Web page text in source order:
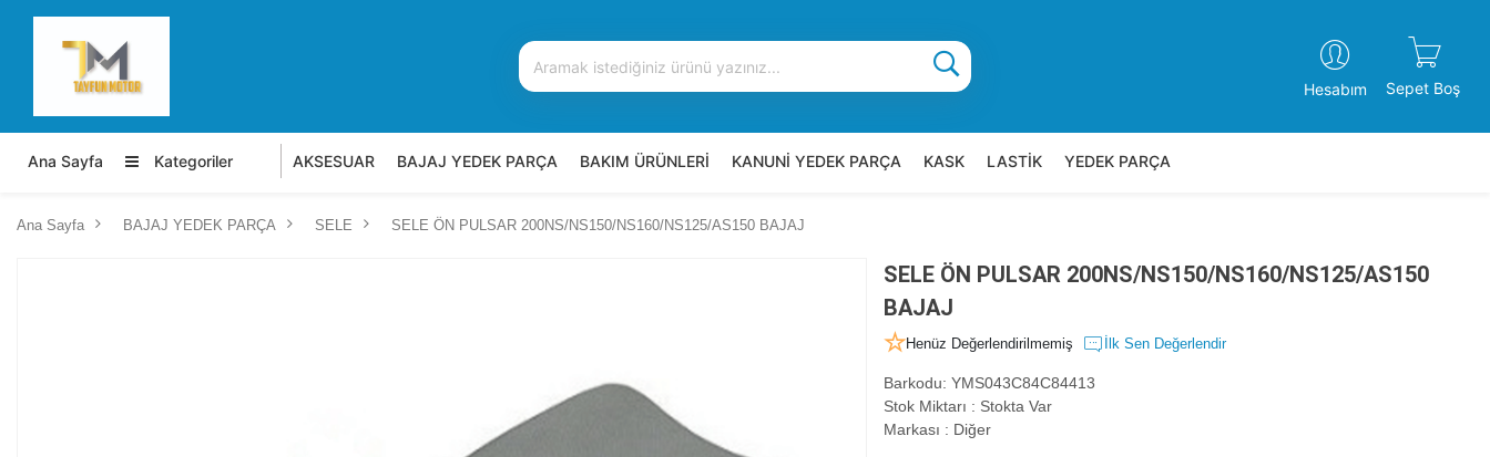
Hesabım Sepet Boş
Ana Sayfa Kategoriler AKSESUAR BAJAJ YEDEK PARÇA BAKIM ÜRÜNLERİ KANUNİ YEDEK PARÇA KASK LASTİK YEDEK PARÇA
Ana Sayfa BAJAJ YEDEK PARÇA SELE SELE ÖN PULSAR 200NS/NS150/NS160/NS125/AS150 BAJAJ
SELE ÖN PULSAR 200NS/NS150/NS160/NS125/AS150
BAJAJ
Henüz Değerlendirilmemiş İlk Sen Değerlendir
Barkodu: YMS043C84C84413
Stok Miktarı : Stokta Var
Markası : Diğer